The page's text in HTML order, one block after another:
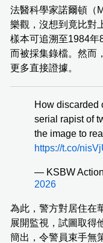
法醫科學家諾爾頓（
樂觀，沒想到竟比對
樣本可追溯至1984年
而被採集錄檔。然而
更多直接證據。
How discarded
serial rapist of
the image to
https://t.co/
— KSBW
2026
為此，警方對居住在
展開監視，試圖取得
簡出，令警員束手無